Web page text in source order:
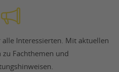
Interessierten. Mit aktuellen
Fachthemen und